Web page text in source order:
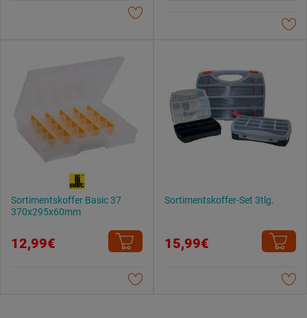
Sortimentskoffer Basic 37
370x295x60mm
12,99€
Sortimentskoffer-Set 3tlg.
15,99€
Datenschutzerklärung.